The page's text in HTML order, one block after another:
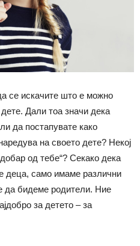
се искачите што е можно
Дали тоа значи дека
да постапувате како
на своето дете? Некој
од тебе“? Секако дека
деца, само имаме различни
да бидеме родители. Ние
за детето – за